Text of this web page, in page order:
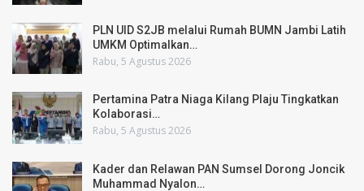
PLN UID S2JB melalui Rumah BUMN Jambi Latih
UMKM Optimalkan…
Rabu, 5 Agustus 2026
Pertamina Patra Niaga Kilang Plaju Tingkatkan
Kolaborasi…
Rabu, 5 Agustus 2026
Kader dan Relawan PAN Sumsel Dorong Joncik
Muhammad Nyalon…